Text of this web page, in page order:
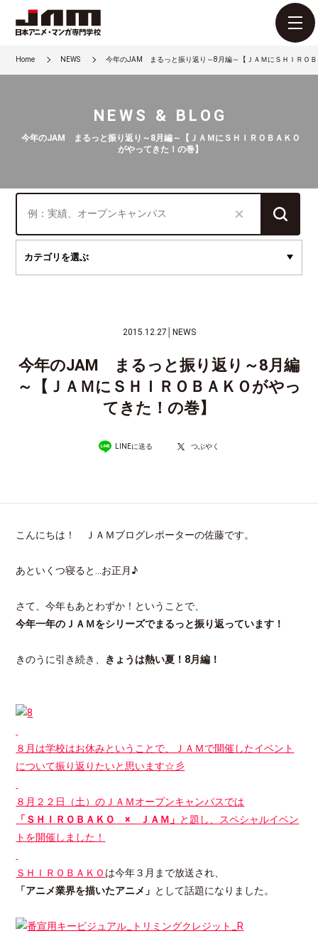
Home NEWS 今年のJAM まるっと振り返り～8月編～【ＪＡＭにＳＨＩＲＯ
NEWS & BLOG
今年のJAM まるっと振り返り～8月編～【ＪＡＭにＳＨＩＲＯＢＡＫＯ
がやってきた！の巻】
2015.12.27 NEWS
今年のJAM まるっと振り返り～8月編
～【ＪＡＭにＳＨＩＲＯＢＡＫＯがやっ
てきた！の巻】
LINEに送る つぶやく
こんにちは！ ＪＡＭブログレポーターの佐藤です。
あといくつ寝ると…お正月♪
さて、今年もあとわずか！ということで、
今年一年のＪＡＭをシリーズでまるっと振り返っています！
きのうに引き続き、 きょうは熱い夏！8月編！
８月は学校はお休みということで、ＪＡＭで開催したイベント
について振り返りたいと思います☆彡
８月２２日（土）のＪＡＭオープンキャンパスでは
「ＳＨＩＲＯＢＡＫＯ
× ＪＡＭ 」 と題し、スペシャルイベン
トを開催しました！
ＳＨＩＲＯＢＡＫＯ は今年３月まで放送され、
「アニメ業界を描いたアニメ」 として話題になりました。